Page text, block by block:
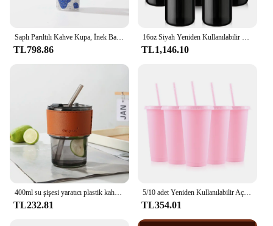
TL798.86 TL1,146.10
TL232.81
5/10 adet Yeniden Kullanılabilir Açık Pembe Kapaklı ve Pipetli Bardaklar, Plastik Bardaklar, Buzlu Kahve Fincanları, Doğum Günü Partisine Uygun Seyahat Kupaları
TL354.01